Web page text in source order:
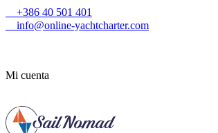
+386 40 501 401
info@online-yachtcharter.com
Mi cuenta